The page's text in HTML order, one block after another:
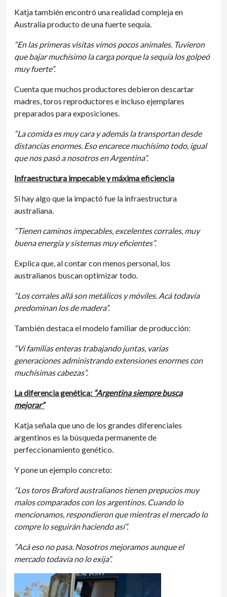
Katja también encontró una realidad compleja en
Australia producto de una fuerte sequía.
“En las primeras visitas vimos pocos animales. Tuvieron
que bajar muchísimo la carga porque la sequía los golpeó
muy fuerte”.
Cuenta que muchos productores debieron descartar
madres, toros reproductores e incluso ejemplares
preparados para exposiciones.
“La comida es muy cara y además la transportan desde
distancias enormes. Eso encarece muchísimo todo, igual
que nos pasó a nosotros en Argentina”.
Infraestructura impecable y máxima eficiencia
Si hay algo que la impactó fue la infraestructura
australiana.
“Tienen caminos impecables, excelentes corrales, muy
buena energía y sistemas muy eficientes”.
Explica que, al contar con menos personal, los
australianos buscan optimizar todo.
“Los corrales allá son metálicos y móviles. Acá todavía
predominan los de madera”.
También destaca el modelo familiar de producción:
“Vi familias enteras trabajando juntas, varias
generaciones administrando extensiones enormes con
muchísimas cabezas”.
La diferencia genética: “Argentina siempre busca
mejorar”
Katja señala que uno de los grandes diferenciales
argentinos es la búsqueda permanente de
perfeccionamiento genético.
Y pone un ejemplo concreto:
“Los toros Braford australianos tienen prepucios muy
malos comparados con los argentinos. Cuando lo
mencionamos, respondieron que mientras el mercado lo
compre lo seguirán haciendo así”.
“Acá eso no pasa. Nosotros mejoramos aunque el
mercado todavía no lo exija”.